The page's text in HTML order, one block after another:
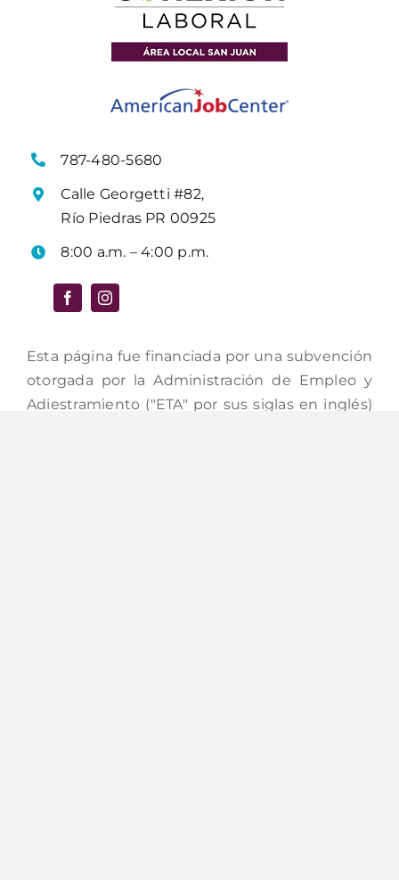
787-480-5680
Calle Georgetti #82,
Río Piedras PR 00925
8:00 a.m. – 4:00 p.m.
Esta página fue financiada por una subvención
otorgada por la Administración de Empleo y
Adiestramiento ("ETA" por sus siglas en inglés)